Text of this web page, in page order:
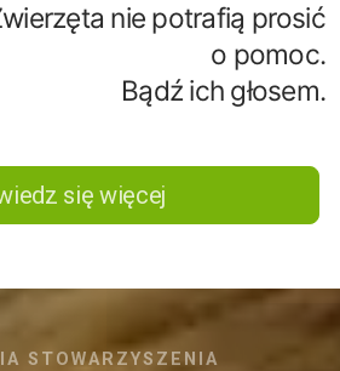
nie potrafią prosić
o pomoc.
Bądź ich głosem.
się więcej
STOWARZYSZENIA